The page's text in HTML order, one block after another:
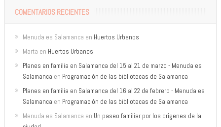
COMENTARIOS RECIENTES
Menuda es Salamanca en Huertos Urbanos
Marta en Huertos Urbanos
Planes en familia en Salamanca del 15 al 21 de marzo - Menuda es
Salamanca en Programación de las bibliotecas de Salamanca
Planes en familia en Salamanca del 16 al 22 de febrero - Menuda es
Salamanca en Programación de las bibliotecas de Salamanca
Menuda es Salamanca en Un paseo familiar por los orígenes de la